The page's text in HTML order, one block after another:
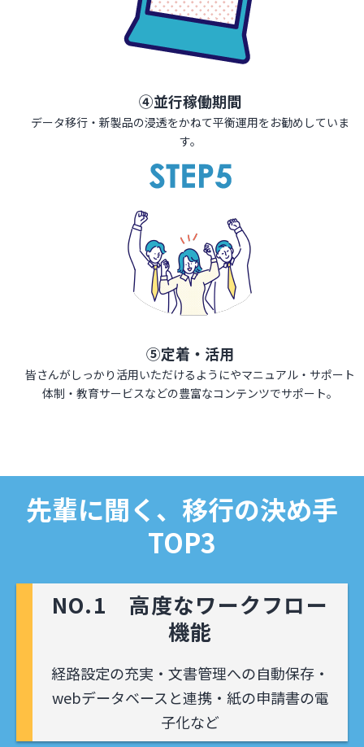
④並行稼働期間
データ移行・新製品の浸透をかねて平衡運用をお勧めしていま
す。
⑤定着・活用
皆さんがしっかり活用いただけるようにやマニュアル・サポート
体制・教育サービスなどの豊富なコンテンツでサポート。
先輩に聞く、移行の決め手
TOP3
NO.1 高度なワークフロー
機能
経路設定の充実・文書管理への自動保存・
webデータベースと連携・紙の申請書の電
子化など